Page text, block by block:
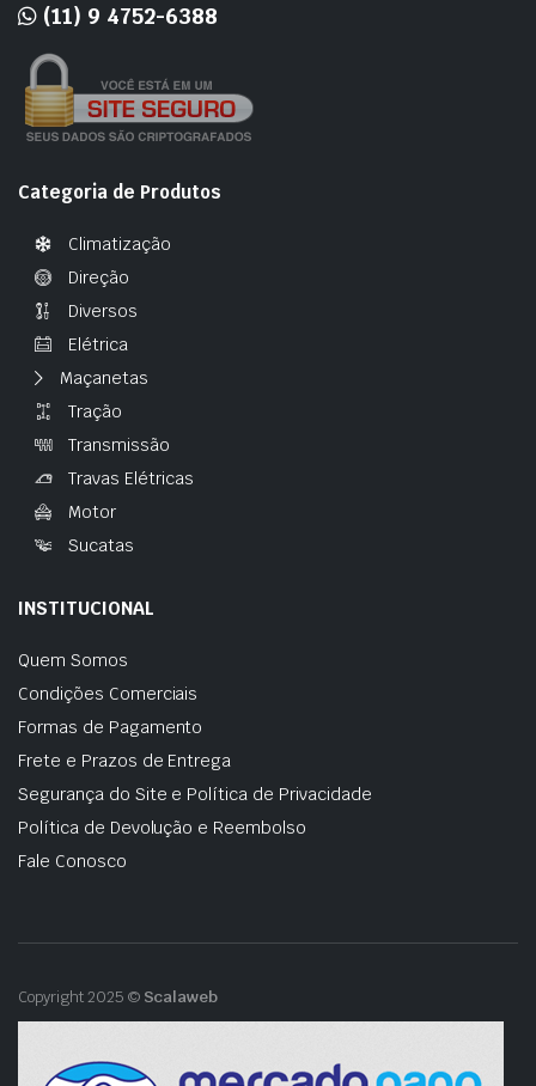
(11) 9 4752-6388
Categoria de Produtos
Climatização
Direção
Diversos
Elétrica
Maçanetas
Tração
Transmissão
Travas Elétricas
Motor
Sucatas
INSTITUCIONAL
Quem Somos
Condições Comerciais
Formas de Pagamento
Frete e Prazos de Entrega
Segurança do Site e Política de Privacidade
Política de Devolução e Reembolso
Fale Conosco
Copyright 2025 © Scalaweb